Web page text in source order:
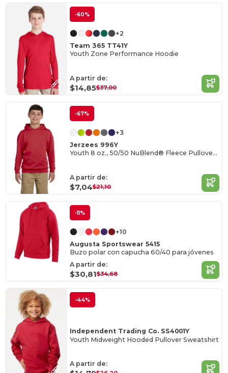
-60%
+2
Team 365 TT41Y
Youth Zone Performance Hoodie
A partir de:
$14,85$37,00
-67%
+3
Jerzees 996Y
Youth 8 oz., 50/50 NuBlend® Fleece Pullover Hood
A partir de:
$7,04$21,10
-11%
+10
Augusta Sportswear 5415
Buzo polar con capucha 60/40 para jóvenes
A partir de:
$30,81$34,68
-44%
Independent Trading Co. SS4001Y
Youth Midweight Hooded Pullover Sweatshirt
A partir de: